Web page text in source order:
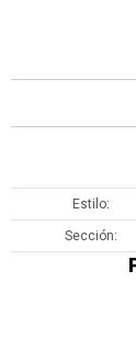
Estilo
Sección